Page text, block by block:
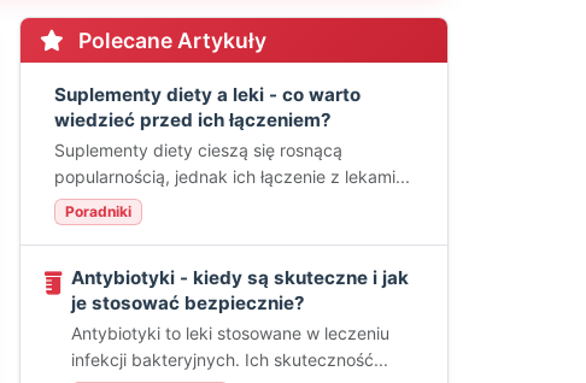
Polecane Artykuły
Suplementy diety a leki - co warto
wiedzieć przed ich łączeniem?
Suplementy diety cieszą się rosnącą
popularnością, jednak ich łączenie z lekami...
Poradniki
Antybiotyki - kiedy są skuteczne i jak
je stosować bezpiecznie?
Antybiotyki to leki stosowane w leczeniu
infekcji bakteryjnych. Ich skuteczność...